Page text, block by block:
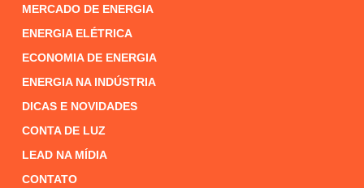
MERCADO DE ENERGIA
ENERGIA ELÉTRICA
ECONOMIA DE ENERGIA
ENERGIA NA INDÚSTRIA
DICAS E NOVIDADES
CONTA DE LUZ
LEAD NA MÍDIA
CONTATO